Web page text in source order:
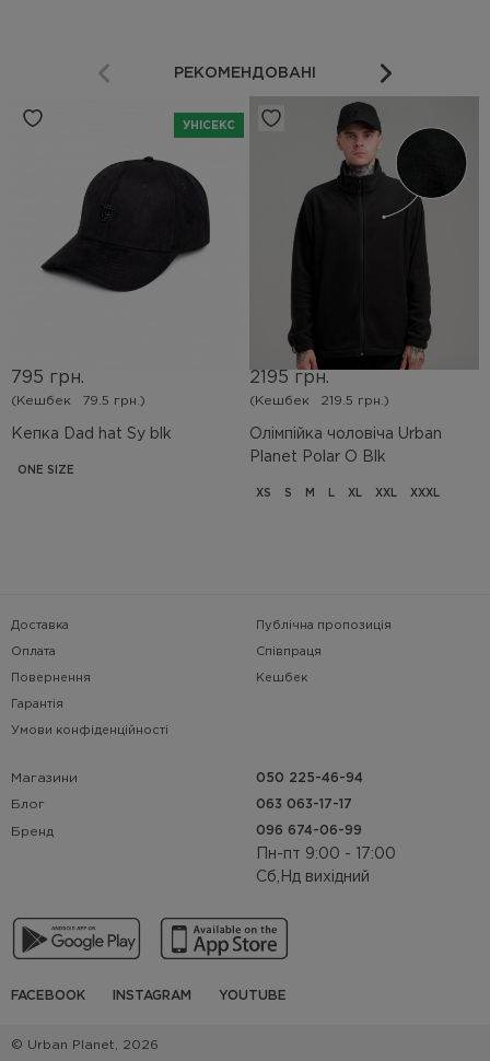
РЕКОМЕНДОВАНІ
УНІСЕКС
Кепка Dad hat Sy blk
795 грн.
(Кешбек 79.5 грн.)
ONE SIZE
Олімпійка чоловіча Urban
Planet Polar O Blk
2195 грн.
(Кешбек 219.5 грн.)
XS S M L XL XXL XXXL
Доставка
Оплата
Повернення
Гарантія
Умови конфіденційності
Публічна пропозиція
Співпраця
Кешбек
Магазини
Блог
Бренд
050 225-46-94
063 063-17-17
096 674-06-99
Пн-пт 9:00 - 17:00
Сб,Нд вихідний
FACEBOOK INSTAGRAM YOUTUBE
© Urban Planet, 2026